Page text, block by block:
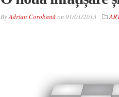
ByAdrian Corobanăon 01/01/2013